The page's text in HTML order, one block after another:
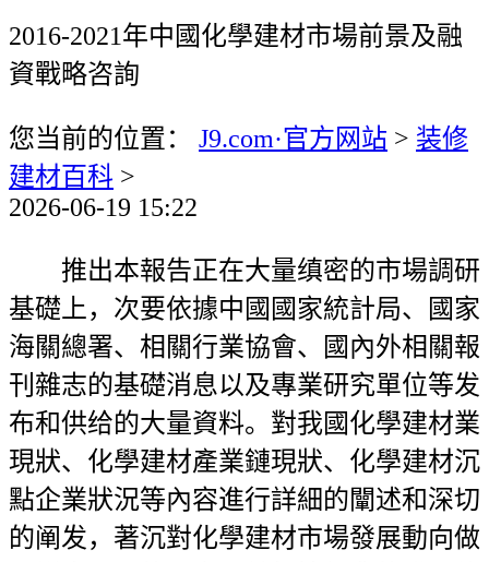
2016-2021年中國化學建材市場前景及融
資戰略咨詢
您当前的位置： J9.com·官方网站 > 装修
建材百科 >
2026-06-19 15:22
推出本報告正在大量缜密的市場調研
基礎上，次要依據中國國家統計局、國家
海關總署、相關行業協會、國內外相關報
刊雜志的基礎消息以及專業研究單位等发
布和供给的大量資料。對我國化學建材業
現狀、化學建材產業鏈現狀、化學建材沉
點企業狀況等內容進行詳細的闡述和深切
的阐发，著沉對化學建材市場發展動向做